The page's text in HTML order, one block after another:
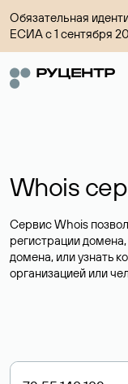
Обязательная
ЕСИА с 1 сентября
Whois
Сервис Whois
регистрации
домена, или узнать
организацией или